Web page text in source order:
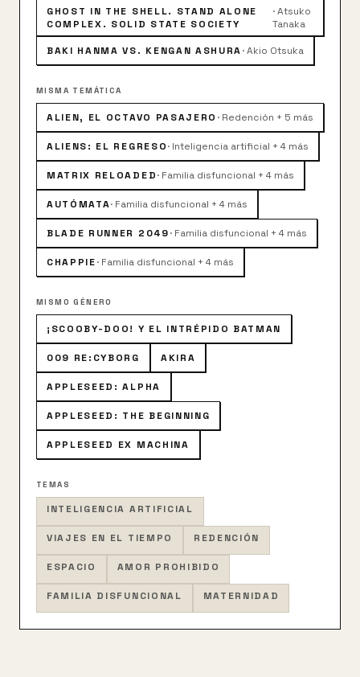
GHOST IN THE SHELL. STAND ALONE
COMPLEX. SOLID STATE SOCIETY
·Atsuko
Tanaka
BAKI HANMA VS. KENGAN ASHURA·Akio Otsuka
MISMA TEMÁTICA
ALIEN, EL OCTAVO PASAJERO · Redención + 5 más
ALIENS: EL REGRESO· Inteligencia artificial + 4 más
MATRIX RELOADED· Familia disfuncional + 4 más
AUTÓMATA· Familia disfuncional + 4 más
BLADE RUNNER 2049· Familia disfuncional + 4 más
CHAPPIE· Familia disfuncional + 4 más
MISMO GÉNERO
¡SCOOBY-DOO! Y EL INTRÉPIDO BATMAN
009 RE:CYBORG AKIRA
APPLESEED: ALPHA
APPLESEED: THE BEGINNING
APPLESEED EX MACHINA
TEMAS
INTELIGENCIA ARTIFICIAL
VIAJES EN EL TIEMPO REDENCIÓN
ESPACIO AMOR PROHIBIDO
FAMILIA DISFUNCIONAL MATERNIDAD